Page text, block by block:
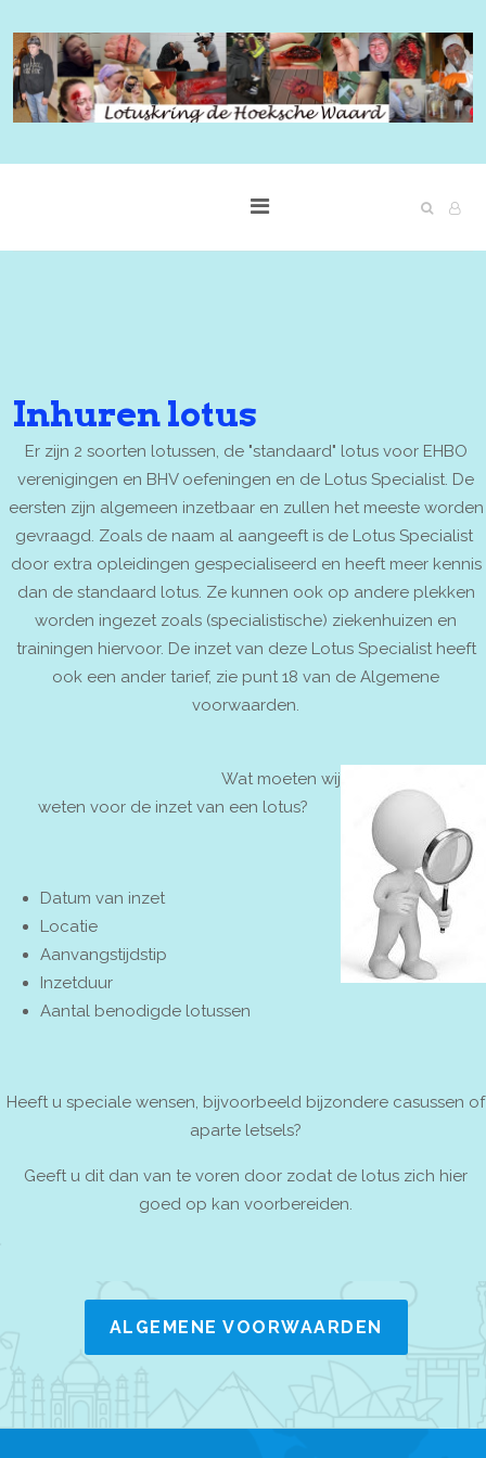
Inhuren lotus
Er zijn 2 soorten lotussen, de "standaard" lotus voor EHBO
verenigingen en BHV oefeningen en de Lotus Specialist. De
eersten zijn algemeen inzetbaar en zullen het meeste worden
gevraagd. Zoals de naam al aangeeft is de Lotus Specialist
door extra opleidingen gespecialiseerd en heeft meer kennis
dan de standaard lotus. Ze kunnen ook op andere plekken
worden ingezet zoals (specialistische) ziekenhuizen en
trainingen hiervoor. De inzet van deze Lotus Specialist heeft
ook een ander tarief, zie punt 18 van de Algemene
voorwaarden.
Wat moeten wij
weten voor de inzet van een lotus?
Datum van inzet
Locatie
Aanvangstijdstip
Inzetduur
Aantal benodigde lotussen
Heeft u speciale wensen, bijvoorbeeld bijzondere casussen of
aparte letsels?
Geeft u dit dan van te voren door zodat de lotus zich hier
goed op kan voorbereiden.
ALGEMENE VOORWAARDEN